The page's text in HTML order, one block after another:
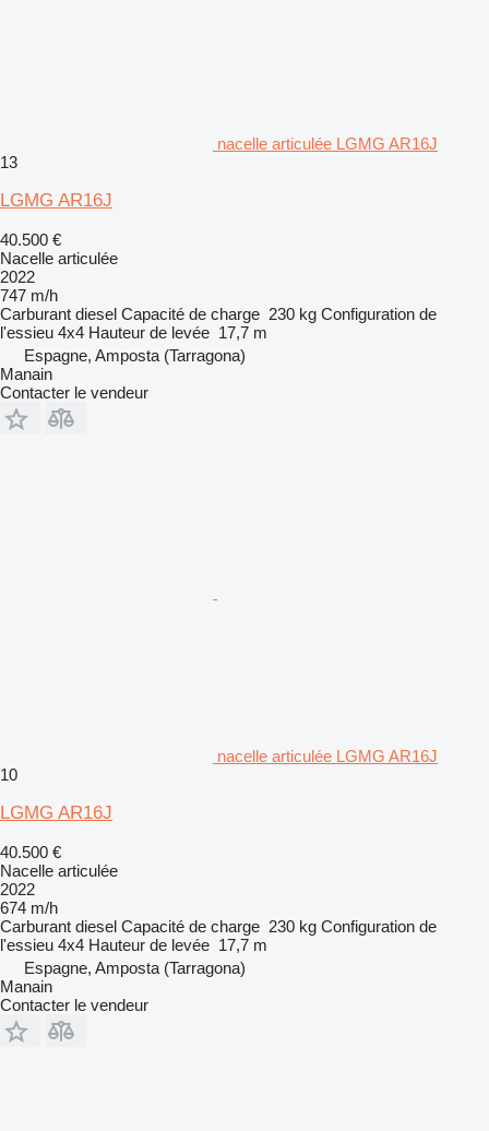
nacelle articulée LGMG AR16J
13
LGMG AR16J
40.500 €
Nacelle articulée
2022
747 m/h
Carburant diesel Capacité de charge 230 kg Configuration de
l'essieu 4x4 Hauteur de levée 17,7 m
Espagne, Amposta (Tarragona)
Manain
Contacter le vendeur
nacelle articulée LGMG AR16J
10
LGMG AR16J
40.500 €
Nacelle articulée
2022
674 m/h
Carburant diesel Capacité de charge 230 kg Configuration de
l'essieu 4x4 Hauteur de levée 17,7 m
Espagne, Amposta (Tarragona)
Manain
Contacter le vendeur